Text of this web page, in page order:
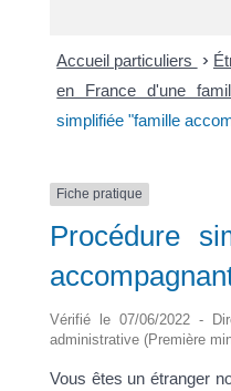
Accueil particuliers >
en France d'une
simplifiée "famille
Fiche pratique
Procédure
Vérifié le 07/06/2022 -
administrative (Première
Vous êtes un étranger